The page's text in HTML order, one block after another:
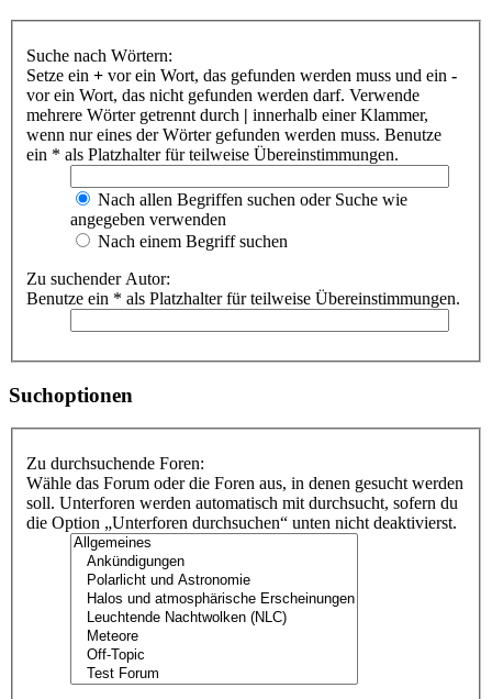
Suche nach Wörtern:
Setze ein + vor ein Wort, das gefunden werden muss und ein -
vor ein Wort, das nicht gefunden werden darf. Verwende
mehrere Wörter getrennt durch | innerhalb einer Klammer,
wenn nur eines der Wörter gefunden werden muss. Benutze
ein * als Platzhalter für teilweise Übereinstimmungen.
Nach allen Begriffen suchen oder Suche wie
angegeben verwenden
Nach einem Begriff suchen
Zu suchender Autor:
Benutze ein * als Platzhalter für teilweise Übereinstimmungen.
Suchoptionen
Zu durchsuchende Foren:
Wähle das Forum oder die Foren aus, in denen gesucht werden
soll. Unterforen werden automatisch mit durchsucht, sofern du
die Option „Unterforen durchsuchen“ unten nicht deaktivierst.